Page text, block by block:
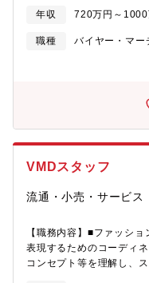
商品の開発を商品開発会
画、販売計画およびのそ
【魅力】■コンビニ上位
た経営基盤と、小規模チ
をしていく上で、商品開
想で、お客さま志向で商
部：8人
商品（ハイミセス・シニ
ア用品、寝具、日用品、
ナル商品の開発、販売計
との交渉・自社データや
MD（バイイング及びPB
ンタビューやアンケート
伝わりやすいのも特徴。
貨部本部長ー部長－課長
をターゲットとしたカタ
万部以上（*1）。1970年
まに商品をお届けしてき
年収 720万円～1000
職種
バイヤー・マ
VMDスタッフ
流通・小売・サービス
【職務内容】■ファッシ
表現するためのコーディ
コンセプト等を理解し、